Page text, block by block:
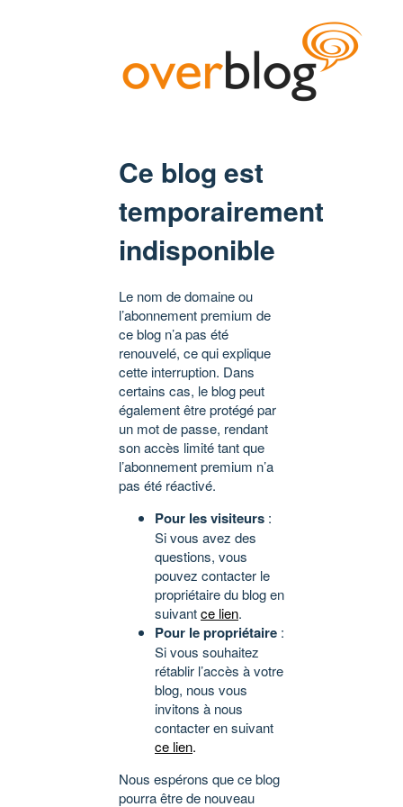
Ce blog est
temporairement
indisponible
Le nom de domaine ou
l’abonnement premium de
ce blog n’a pas été
renouvelé, ce qui explique
cette interruption. Dans
certains cas, le blog peut
également être protégé par
un mot de passe, rendant
son accès limité tant que
l’abonnement premium n’a
pas été réactivé.
Pour les visiteurs :
Si vous avez des
questions, vous
pouvez contacter le
propriétaire du blog en
suivantce lien.
Pour le propriétaire :
Si vous souhaitez
rétablir l’accès à votre
blog, nous vous
invitons à nous
contacter en suivant
ce lien.
Nous espérons que ce blog
pourra être de nouveau